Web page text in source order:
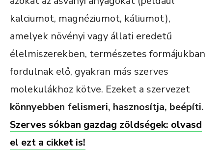
kalciumot, magnéziumot, káliumot),
amelyek növényi vagy állati eredetű
élelmiszerekben, természetes formájukban
fordulnak elő, gyakran más szerves
molekulákhoz kötve. Ezeket a szervezet
könnyebben felismeri, hasznosítja, beépíti.
Szerves sókban gazdag zöldségek: olvasd
el ezt a cikket is!